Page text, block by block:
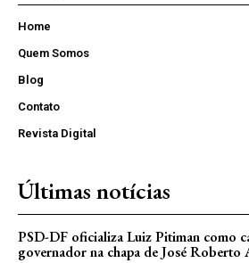
Home
Quem Somos
Blog
Contato
Revista Digital
Últimas notícias
PSD-DF oficializa Luiz Pitiman como
governador na chapa de José Roberto